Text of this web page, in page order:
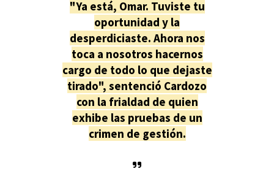
"Ya está, Omar. Tuviste tu
oportunidad y la
desperdiciaste. Ahora nos
toca a nosotros hacernos
cargo de todo lo que dejaste
tirado", sentenció Cardozo
con la frialdad de quien
exhibe las pruebas de un
crimen de gestión.